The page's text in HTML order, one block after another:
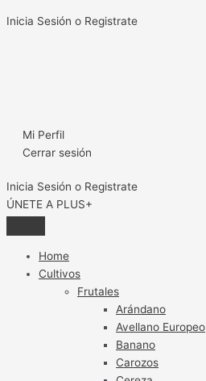
Inicia Sesión o Registrate
Mi Perfil
Cerrar sesión
Inicia Sesión o Registrate
ÚNETE A PLUS+
Home
Cultivos
Frutales
Arándano
Avellano Europeo
Banano
Carozos